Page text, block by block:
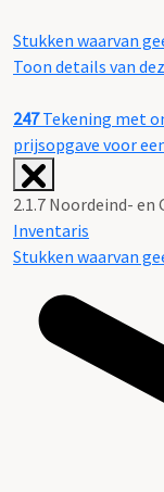
Stukken waarvan
Toon details van
247 Tekening met
prijsopgave voor
2.1.7 Noordeind- en
Inventaris
Stukken waarvan